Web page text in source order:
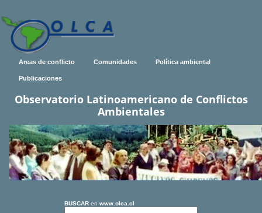
Areas de conflicto Comunidades Política ambiental
Publicaciones
Observatorio Latinoamericano de Conflictos
Ambientales
BUSCAR en www.olca.cl